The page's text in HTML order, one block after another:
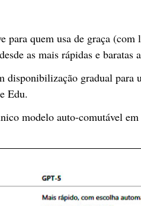
para quem usa de graça
as mais rápidas e baratas
disponibilização gradual para
Edu.
modelo auto-comutável em